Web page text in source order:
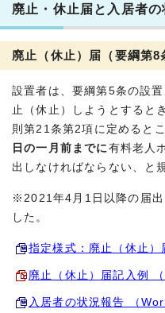
廃止・休止届と入居者
廃止（休止）届（要綱第8
設置者は、要綱第5条の設
止（休止）しようとすると
則第21条第2項に定めると
日の一月前までに 有料老人
出しなければならない、と
※2021年4月1日以降の届出
した。
指定様式：廃止（休止
廃止（休止）届記入例
入居者の状況報告 （